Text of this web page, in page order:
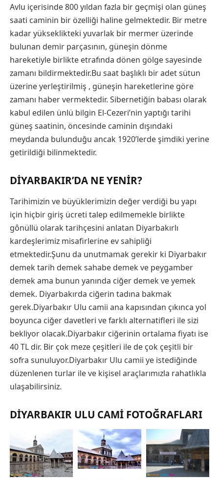
Avlu içerisinde 800 yıldan fazla bir geçmişi olan güneş
saati caminin bir özelliği haline gelmektedir. Bir metre
kadar yükseklikteki yuvarlak bir mermer üzerinde
bulunan demir parçasının, güneşin dönme
hareketiyle birlikte etrafında dönen gölge sayesinde
zamanı bildirmektedir.Bu saat başlıklı bir adet sütun
üzerine yerleştirilmiş , güneşin hareketlerine göre
zamanı haber vermektedir. Sibernetiğin babası olarak
kabul edilen ünlü bilgin El-Cezeri’nin yaptığı tarihi
güneş saatinin, öncesinde caminin dışındaki
meydanda bulunduğu ancak 1920’lerde şimdiki yerine
getirildiği bilinmektedir.
DIYARBAKIR’DA NE YENIR?
Tarihimizin ve büyüklerimizin değer verdiği bu yapı
için hiçbir giriş ücreti talep edilmemekle birlikte
gônüllü olarak tarihçesini anlatan Diyarbakırlı
kardeşlerimiz misafirlerine ev sahipliği
etmektedir.Şunu da unutmamak gerekir ki Diyarbakır
demek tarih demek sahabe demek ve peygamber
demek ama bunun yanında ciğer demek ve yemek
demek. Diyarbakırda ciğerin tadına bakmak
gerek.Diyarbakır Ulu camii ana kapısından çıkınca yol
boyunca ciğer davetleri ve farklı alternatifleri ile sizi
bekliyor olacak.Diyarbakır ciğerinin ortalama fiyatı ise
40 TL dir. Bir çok meze çeşitleri ile de çok çeşitli bir
sofra sunuluyor.Diyarbakır Ulu camii ye istediğinde
düzenlenen turlar ile ve kişisel araçlarımızla rahatlıkla
ulaşabilirsiniz.
DIYARBAKIR ULU CAMI FOTOĞRAFLARI